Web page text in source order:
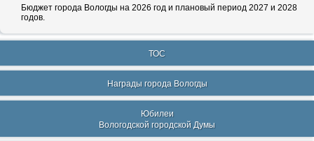
Бюджет города Вологды на 2026 год и плановый период 2027 и 2028
годов.
ТОС
Награды города Вологды
Юбилеи
Вологодской городской Думы